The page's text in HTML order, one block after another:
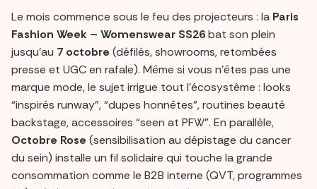
Le mois commence sous le feu des projecteurs : la Paris
Fashion Week – Womenswear SS26bat son plein
jusqu’au 7 octobre (défilés, showrooms, retombées
presse et UGC en rafale). Même si vous n’êtes pas une
marque mode, le sujet irrigue tout l’écosystème : looks
“inspirés runway”, “dupes honnêtes”, routines beauté
backstage, accessoires “seen at PFW”. En parallèle,
Octobre Rose (sensibilisation au dépistage du cancer
du sein) installe un fil solidaire qui touche la grande
consommation comme le B2B interne (QVT, programmes